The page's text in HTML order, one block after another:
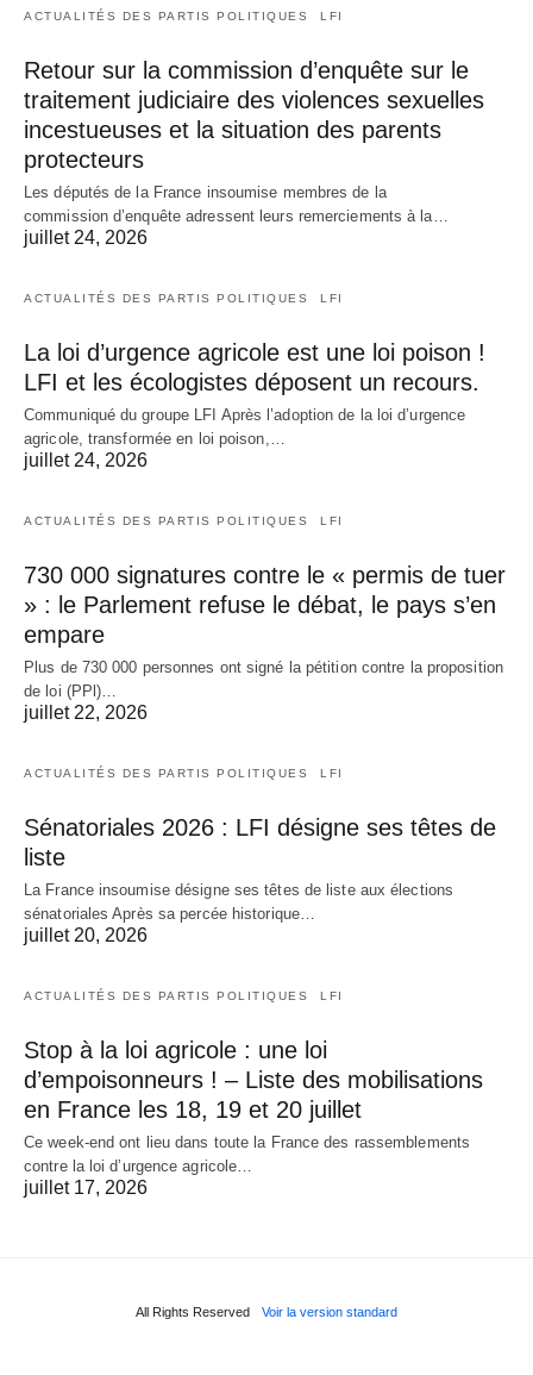
ACTUALITÉS DES PARTIS POLITIQUES LFI
Retour sur la commission d’enquête sur le
traitement judiciaire des violences sexuelles
incestueuses et la situation des parents
protecteurs
Les députés de la France insoumise membres de la
commission d’enquête adressent leurs remerciements à la…
juillet 24, 2026
ACTUALITÉS DES PARTIS POLITIQUES LFI
La loi d’urgence agricole est une loi poison !
LFI et les écologistes déposent un recours.
Communiqué du groupe LFI Après l’adoption de la loi d’urgence
agricole, transformée en loi poison,…
juillet 24, 2026
ACTUALITÉS DES PARTIS POLITIQUES LFI
730 000 signatures contre le « permis de tuer
» : le Parlement refuse le débat, le pays s’en
empare
Plus de 730 000 personnes ont signé la pétition contre la proposition
de loi (PPl)…
juillet 22, 2026
ACTUALITÉS DES PARTIS POLITIQUES LFI
Sénatoriales 2026 : LFI désigne ses têtes de
liste
La France insoumise désigne ses têtes de liste aux élections
sénatoriales Après sa percée historique…
juillet 20, 2026
ACTUALITÉS DES PARTIS POLITIQUES LFI
Stop à la loi agricole : une loi
d’empoisonneurs ! – Liste des mobilisations
en France les 18, 19 et 20 juillet
Ce week-end ont lieu dans toute la France des rassemblements
contre la loi d’urgence agricole…
juillet 17, 2026
All Rights Reserved Voir la version standard